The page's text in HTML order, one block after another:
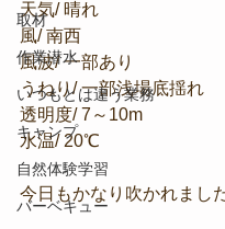
取材
作業潜水
いつもとは違う業務
キャンプ
自然体験学習
バーベキュー
天気/ 晴れ
風/ 南西
風波/ 一部あり
うねり/ 一部浅場底揺れ
透明度/ 7～10m
水温/ 20℃
今日もかなり吹かれました